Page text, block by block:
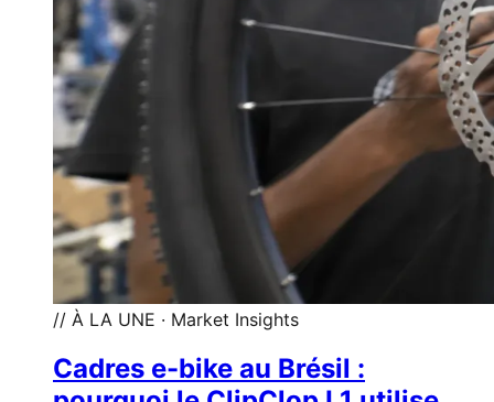
// À LA UNE · Market Insights
Cadres e-bike au Brésil :